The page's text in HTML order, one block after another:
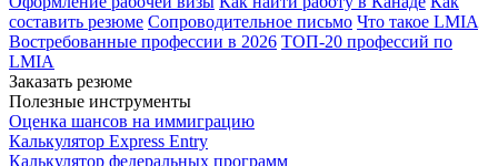
составить резюме Сопроводительное письмо Что такое LMIA
Востребованные профессии в 2026 ТОП-20 профессий по
LMIA
Заказать резюме
Полезные инструменты
Оценка шансов на иммиграцию
Калькулятор Express Entry
Калькулятор федеральных программ